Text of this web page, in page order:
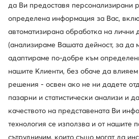
да Ви предоставя персонализирани
определена информация за Вас,
автоматизирана обработка на лични
(анализираме Вашата дейност, за да
адаптираме по-добре към
нашите Клиенти, без обаче да влияем
решения - освен ако не ни дадете
пазарни и статистически анализи и
качеството на представената Ви
технология се използва и от нашите
сътрудничим, които също могат да